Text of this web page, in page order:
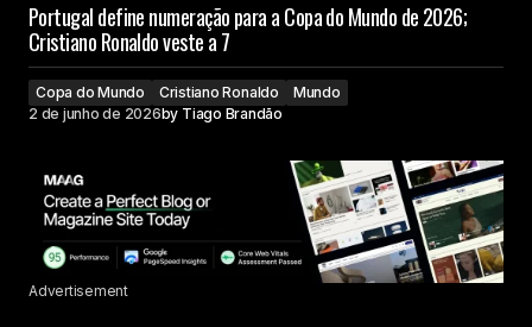
Portugal define numeração para a Copa do Mundo de 2026;
Cristiano Ronaldo veste a 7
Copa do Mundo Cristiano Ronaldo
Mundo
2 de junho de 2026by Tiago Brandão
Advertisement